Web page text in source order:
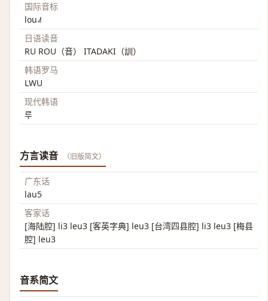
国际音标
lou˨˩˦
日语读音
RU ROU（音） ITADAKI（訓）
韩语罗马
LWU
现代韩语
루
方言读音 （旧版简文）
广东话
lau5
客家话
[海陆腔] li3 leu3 [客英字典] leu3 [台湾四县腔] li3 leu3 [梅县
腔] leu3
音系简文